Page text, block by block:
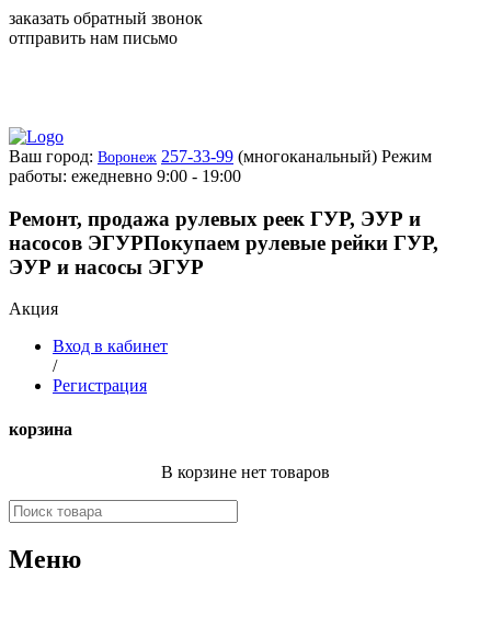
заказать обратный звонок
отправить нам письмо
Ваш город: Воронеж 257-33-99 (многоканальный) Режим
работы: ежедневно 9:00 - 19:00
Ремонт, продажа рулевых реек ГУР, ЭУР и
насосов ЭГУРПокупаем рулевые рейки ГУР,
ЭУР и насосы ЭГУР
Акция
Вход в кабинет
/
Регистрация
корзина
В корзине нет товаров
Меню